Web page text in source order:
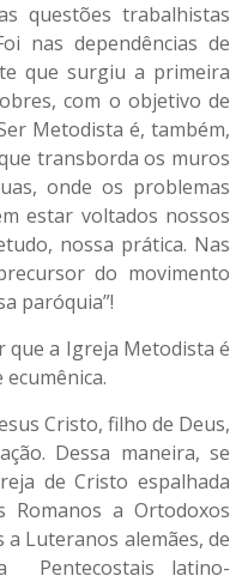
questões trabalhistas
nas dependências de
que surgiu a primeira
com o objetivo de
Metodista é, também,
transborda os muros
onde os problemas
estar voltados nossos
nossa prática. Nas
do movimento
paróquia”!
a Igreja Metodista é
Cristo, filho de Deus,
Dessa maneira, se
de Cristo espalhada
Romanos a Ortodoxos
a Luteranos alemães, de
Pentecostais latino-